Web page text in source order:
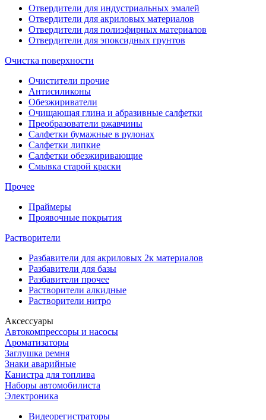
Отвердители для индустриальных эмалей
Отвердители для акриловых материалов
Отвердители для полиэфирных материалов
Отвердители для эпоксидных грунтов
Очистка поверхности
Очистители прочие
Антисиликоны
Обезжириватели
Очищающая глина и абразивные салфетки
Преобразователи ржавчины
Салфетки бумажные в рулонах
Салфетки липкие
Салфетки обезжиривающие
Смывка старой краски
Прочее
Праймеры
Проявочные покрытия
Растворители
Разбавители для акриловых 2к материалов
Разбавители для базы
Разбавители прочее
Растворители алкидные
Растворители нитро
Аксессуары
Автокомпрессоры и насосы
Ароматизаторы
Заглушка ремня
Знаки аварийные
Канистра для топлива
Наборы автомобилиста
Электроника
Видеорегистраторы